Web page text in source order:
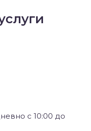
с 10:00 до